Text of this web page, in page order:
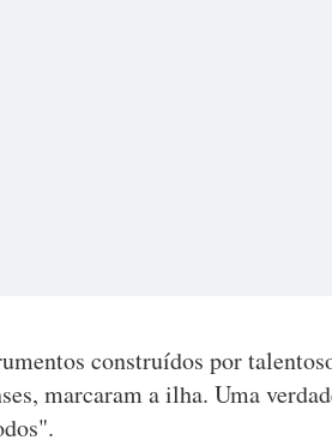
construídos por
marcaram a ilha. Uma